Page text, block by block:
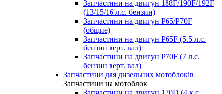
Запчастини на двигун 188F/190F/192F
(13/15/16 л.с. бензин)
Запчастини на двигун P65/P70F
(общие)
Запчастини на двигун P65F (5.5 л.с.
бензин верт. вал)
Запчастини на двигун P70F (7 л.с.
бензин верт. вал)
Запчастини для дизельних мотоблоків
Запчастини на мотоблок
Запчастини на двигун 170D (4 к.с.